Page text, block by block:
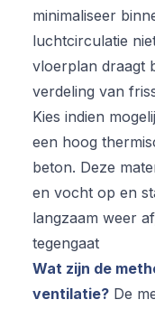
minimaliseer
luchtcirculatie
vloerplan draagt
verdeling van
Kies indien
een hoog
beton. Deze
en vocht op en
langzaam weer
tegengaat
Wat zijn de
ventilatie? De